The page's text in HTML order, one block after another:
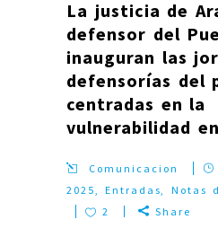
La justicia de
defensor del
inauguran las
defensorías del
centradas en la
vulnerabilidad
Comunicacion
2025,Entradas, Notas
2
Share